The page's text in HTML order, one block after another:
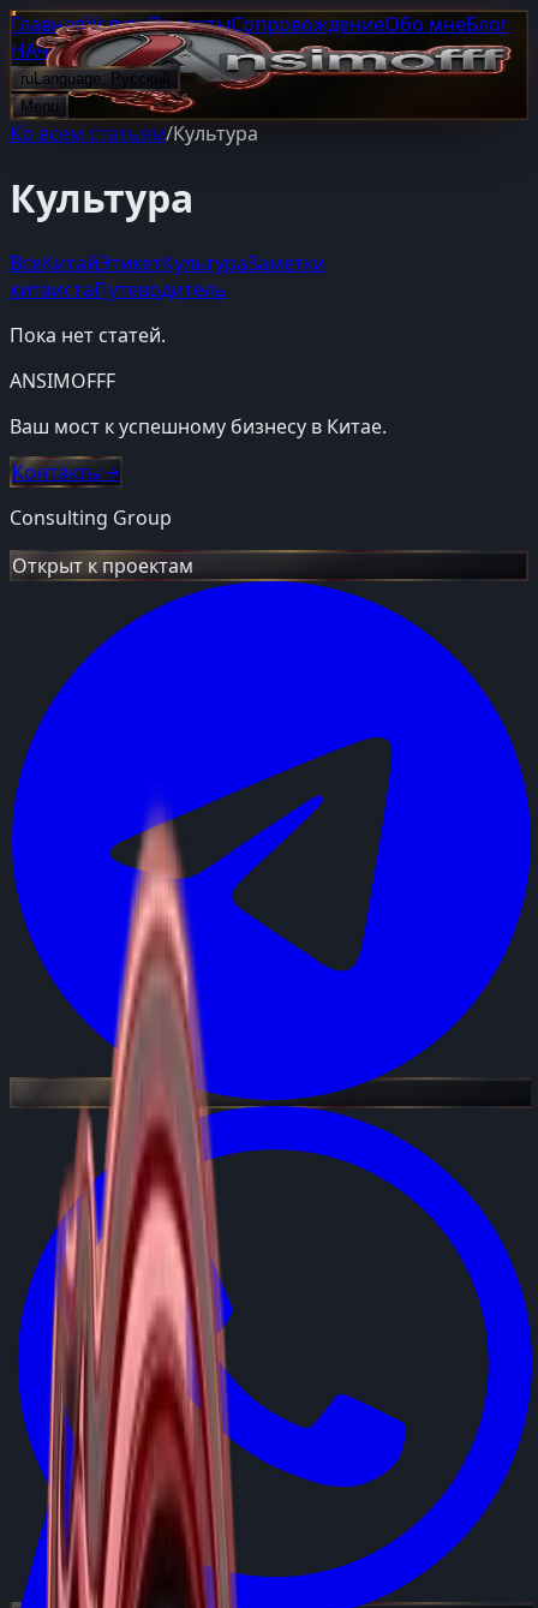
ГлавнаяУслугиПроектыСопровождениеОбо мнеБлог
НАЧАТЬ ПРОЕКТ
ruLanguage: Русский
Menu
Ко всем статьям/Культура
Культура
ВсеКитайЭтикетКультураЗаметки
китаистаПутеводитель
Пока нет статей.
ANSIMOFFF
Ваш мост к успешному бизнесу в Китае.
Контакты→
Consulting Group
Открыт к проектам